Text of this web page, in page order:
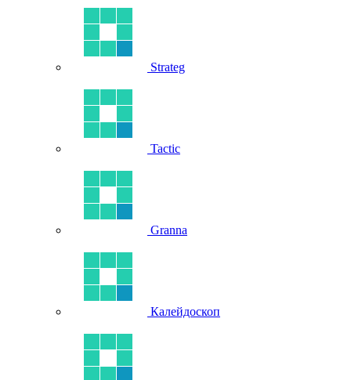
Strateg
Tactic
Granna
Калейдоскоп